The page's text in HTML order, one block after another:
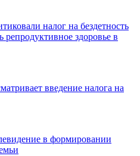
налог на бездетность
здоровье в
введение налога на
в формировании